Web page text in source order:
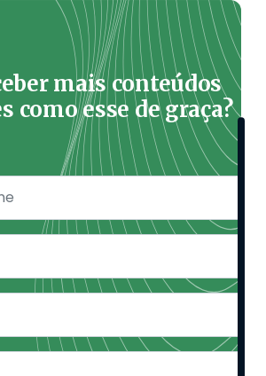
mais conteúdos
como esse de graça?